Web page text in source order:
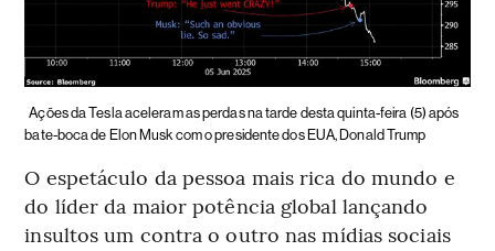
Ações da Tesla aceleram as perdas na tarde desta quinta-feira (5) após
bate-boca de Elon Musk com o presidente dos EUA, Donald Trump
O espetáculo da pessoa mais rica do mundo e
do líder da maior potência global lançando
insultos um contra o outro nas mídias sociais